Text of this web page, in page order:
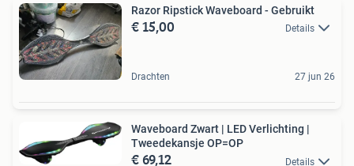
Razor Ripstick Waveboard - Gebruikt
€ 15,00 Details
Drachten 27 jun 26
Waveboard Zwart | LED Verlichting |
Tweedekansje OP=OP
€ 69,12 Details